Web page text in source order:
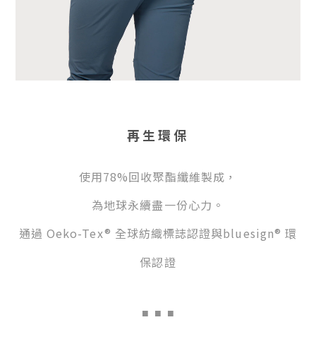
再生環保
使用78%回收聚酯纖維製成，
為地球永續盡一份心力。
通過 Oeko-Tex® 全球紡織標誌認證與bluesign® 環
保認證
■ ■ ■